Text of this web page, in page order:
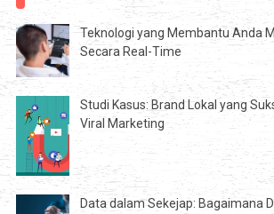
Teknologi yang Membantu Anda
Secara Real-Time
Studi Kasus: Brand Lokal yang
Viral Marketing
Data dalam Sekejap: Bagaimana